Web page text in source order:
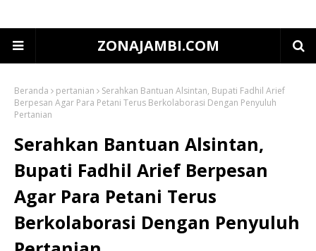
ZONAJAMBI.COM
Beranda pertanian
Serahkan Bantuan Alsintan, Bupati Fadhil Arief
Berpesan Agar Para Petani Terus Berkolaborasi Dengan Penyuluh
Pertanian
Serahkan Bantuan Alsintan,
Bupati Fadhil Arief Berpesan
Agar Para Petani Terus
Berkolaborasi Dengan Penyuluh